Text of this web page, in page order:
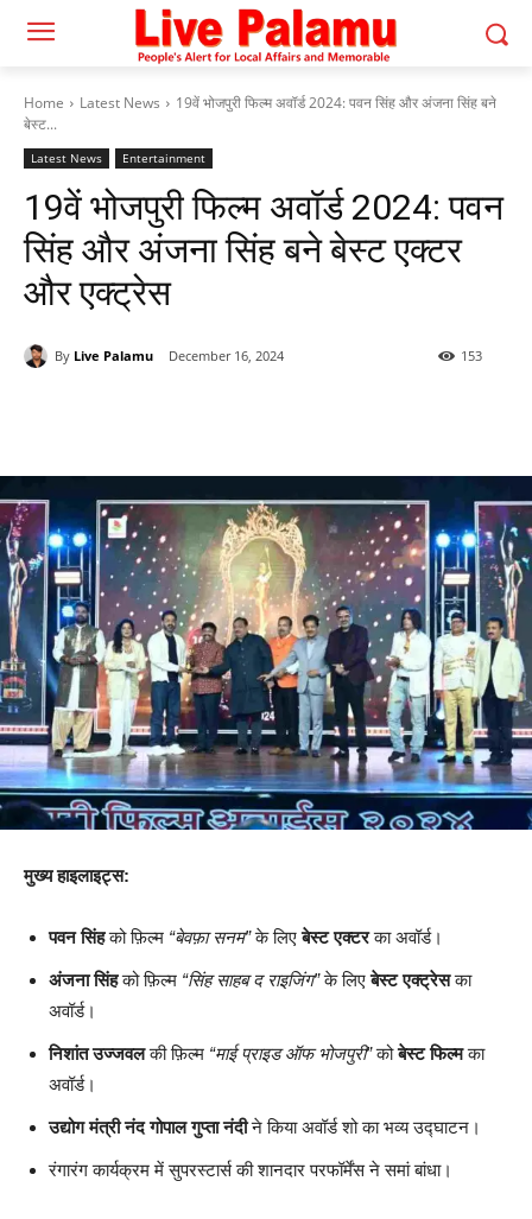
Home Latest News
19वें भोजपुरी फिल्म अवॉर्ड 2024: पवन सिंह और अंजना सिंह बने
बेस्ट...
Latest News Entertainment
19वें भोजपुरी फिल्म अवॉर्ड 2024: पवन
सिंह और अंजना सिंह बने बेस्ट एक्टर
और एक्ट्रेस
By Live Palamu December 16, 2024 153
मुख्य हाइलाइट्स:
पवन सिंहको फ़िल्म “बेवफ़ा सनम”के लिएबेस्ट एक्टरका अवॉर्ड।
अंजना सिंहको फ़िल्म “सिंह साहब द राइजिंग”के लिएबेस्ट एक्ट्रेसका
अवॉर्ड।
निशांत उज्जवलकी फ़िल्म “माई प्राइड ऑफ भोजपुरी”कोबेस्ट फिल्मका
अवॉर्ड।
उद्योग मंत्री नंद गोपाल गुप्ता नंदीने किया अवॉर्ड शो का भव्य उद्घाटन।
रंगारंग कार्यक्रम में सुपरस्टार्स की शानदार परफॉर्मेंस ने समां बांधा।